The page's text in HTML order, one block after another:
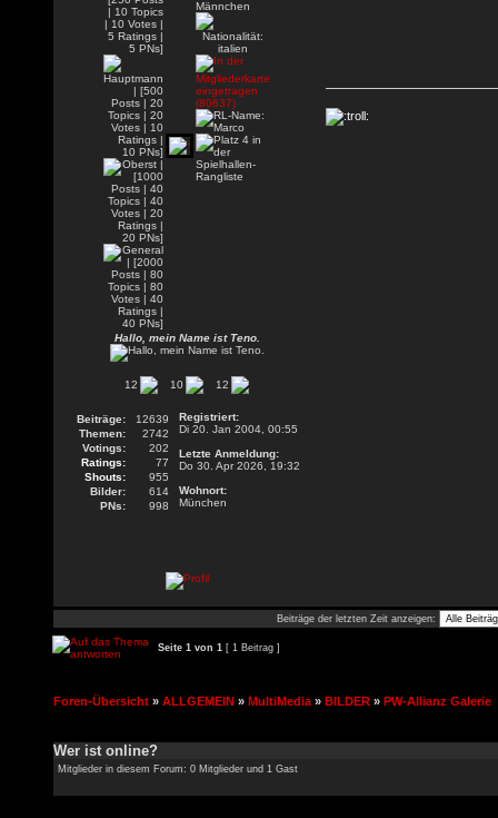
Hallo, mein Name ist Teno.
12 10 12
Beiträge:
12639
Themen:
2742
Votings:
202
Ratings:
77
Shouts:
955
Bilder:
614
PNs:
998
Registriert:
Di 20. Jan 2004, 00:55
Letzte Anmeldung:
Do 30. Apr 2026, 19:32
Wohnort:
München
Beiträge der letzten Zeit anzeigen:
Seite 1 von 1 [ 1 Beitrag ]
Foren-Übersicht » ALLGEMEIN » MultiMedia » BILDER » PW-Allianz Galerie
Wer ist online?
Mitglieder in diesem Forum: 0 Mitglieder und 1 Gast